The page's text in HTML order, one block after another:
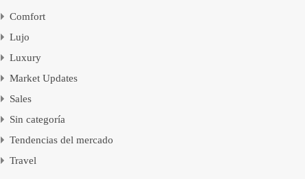
Comfort
Lujo
Luxury
Market Updates
Sales
Sin categoría
Tendencias del mercado
Travel